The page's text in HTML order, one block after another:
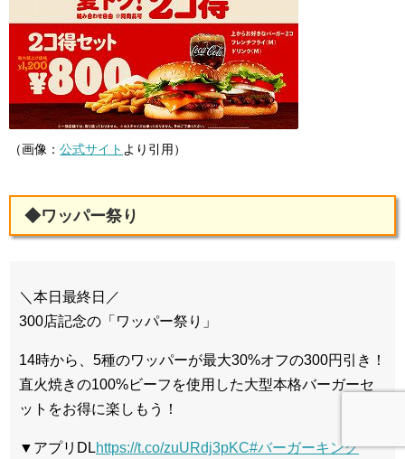
（画像： 公式サイト より引用）
◆ワッパー祭り
＼本日最終日／
300店記念の「ワッパー祭り」
14時から、5種のワッパーが最大30%オフの300円引き！
直火焼きの100%ビーフを使用した大型本格バーガーセ
ットをお得に楽しもう！
▼アプリDLhttps://t.co/zuURdj3pKC#バーガーキング